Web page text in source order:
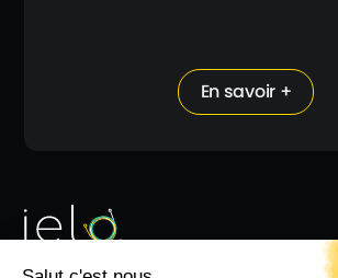
En savoir +
Suivez-nous